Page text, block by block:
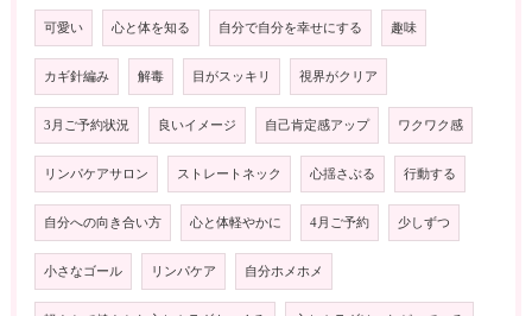
可愛い 心と体を知る 自分で自分を幸せにする 趣味
カギ針編み 解毒 目がスッキリ 視界がクリア
3月ご予約状況 良いイメージ 自己肯定感アップ ワクワク感
リンパケアサロン ストレートネック 心揺さぶる 行動する
自分への向き合い方 心と体軽やかに 4月ご予約 少しずつ
小さなゴール リンパケア 自分ホメホメ